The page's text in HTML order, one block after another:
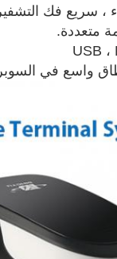
سريع فك التشفير.(3
متعددة.
واسع في السوبر